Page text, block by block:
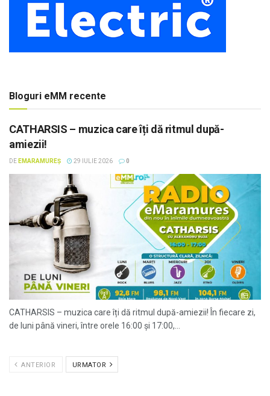
Bloguri eMM recente
CATHARSIS – muzica care îți dă ritmul după-
amiezii!
DE EMARAMUREȘ 29 IULIE 2026 0
CATHARSIS – muzica care îți dă ritmul după-amiezii! În fiecare zi,
de luni până vineri, între orele 16:00 și 17:00,...
ANTERIOR URMATOR